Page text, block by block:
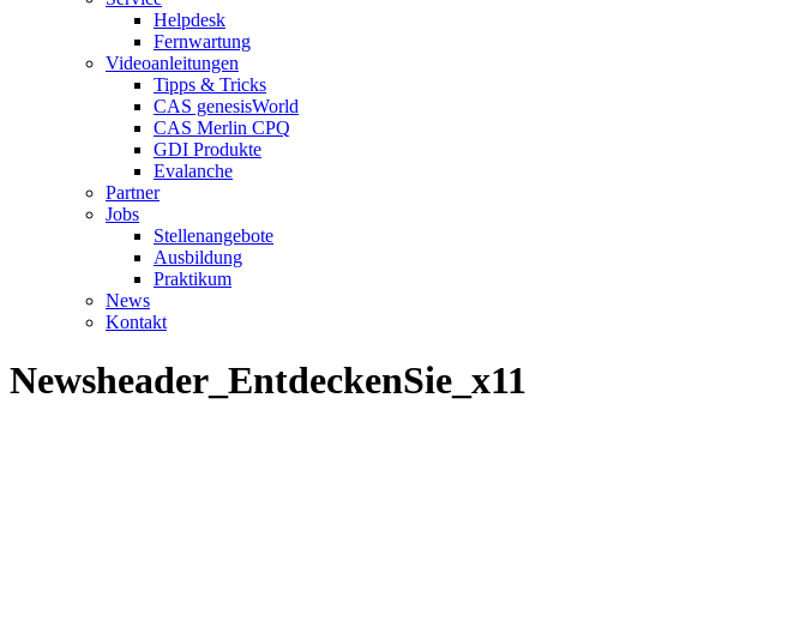
Helpdesk
Fernwartung
Videoanleitungen
Tipps & Tricks
CAS genesisWorld
CAS Merlin CPQ
GDI Produkte
Evalanche
Partner
Jobs
Stellenangebote
Ausbildung
Praktikum
News
Kontakt
Newsheader_EntdeckenSie_x11